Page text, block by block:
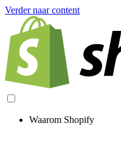
Verder naar content
Waarom Shopify